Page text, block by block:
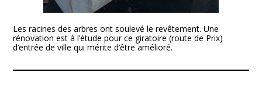
Les racines des arbres ont soulevé le revêtement. Une
rénovation est à l’étude pour ce giratoire (route de Prix)
d’entrée de ville qui mérite d’être amélioré.